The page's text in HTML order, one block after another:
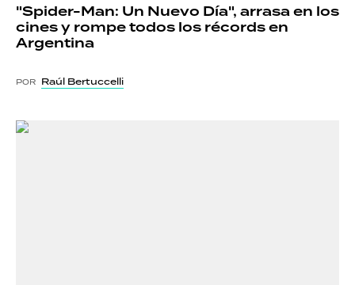
"Spider-Man: Un Nuevo Día", arrasa en los
cines y rompe todos los récords en
Argentina
POR Raúl Bertuccelli